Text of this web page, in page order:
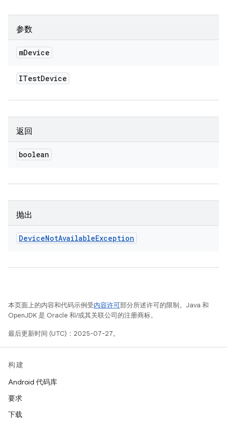
参数
mDevice
ITestDevice
返回
boolean
抛出
DeviceNotAvailableException
本页面上的内容和代码示例受内容许可部分所述许可的限制。Java 和
OpenJDK 是 Oracle 和/或其关联公司的注册商标。
最后更新时间 (UTC)：2025-07-27。
构建
Android 代码库
要求
下载